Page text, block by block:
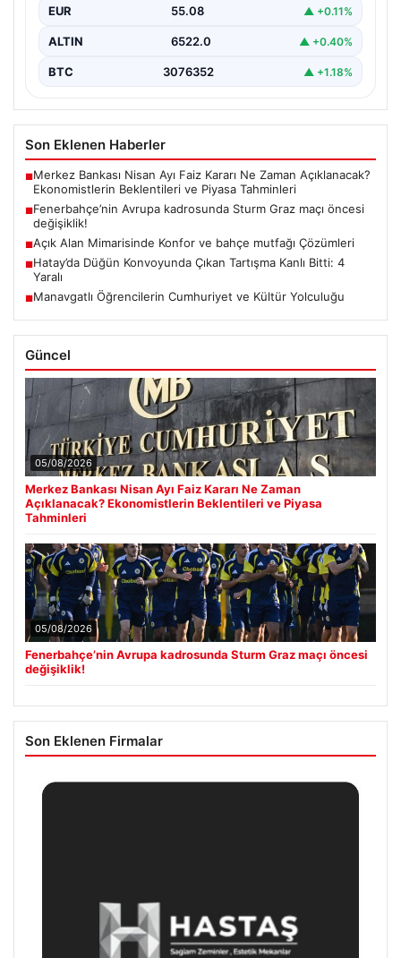
EUR 55.08 ▲ +0.11%
ALTIN 6522.0 ▲ +0.40%
BTC 3076352 ▲ +1.18%
Son Eklenen Haberler
■Merkez Bankası Nisan Ayı Faiz Kararı Ne Zaman Açıklanacak?
Ekonomistlerin Beklentileri ve Piyasa Tahminleri
■Fenerbahçe’nin Avrupa kadrosunda Sturm Graz maçı öncesi
değişiklik!
■Açık Alan Mimarisinde Konfor ve bahçe mutfağı Çözümleri
■Hatay’da Düğün Konvoyunda Çıkan Tartışma Kanlı Bitti: 4
Yaralı
■Manavgatlı Öğrencilerin Cumhuriyet ve Kültür Yolculuğu
Güncel
05/08/2026
Merkez Bankası Nisan Ayı Faiz Kararı Ne Zaman
Açıklanacak? Ekonomistlerin Beklentileri ve Piyasa
Tahminleri
05/08/2026
Fenerbahçe’nin Avrupa kadrosunda Sturm Graz maçı öncesi
değişiklik!
Son Eklenen Firmalar